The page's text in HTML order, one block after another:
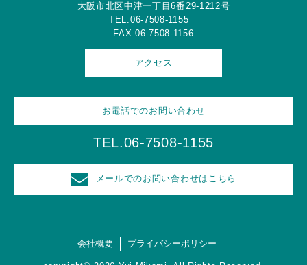
大阪市北区中津一丁目6番29-1212号
TEL.06-7508-1155
FAX.06-7508-1156
アクセス
お電話でのお問い合わせ
TEL.06-7508-1155
メールでのお問い合わせはこちら
会社概要 プライバシーポリシー